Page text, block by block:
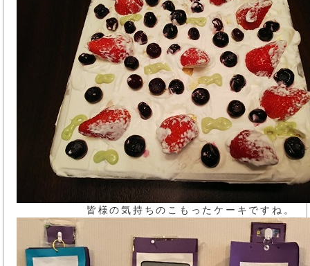
皆様の気持ちのこもったケーキですね。